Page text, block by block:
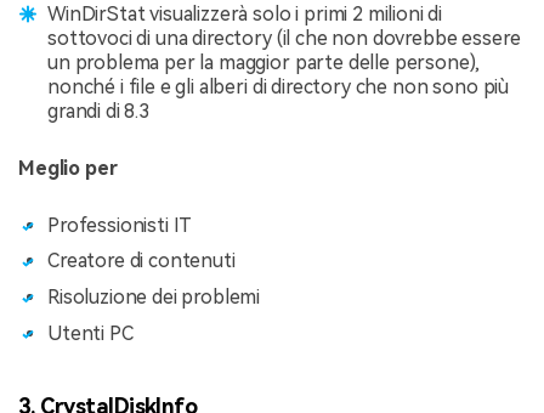
WinDirStat visualizzerà solo i primi 2 milioni di
sottovoci di una directory (il che non dovrebbe essere
un problema per la maggior parte delle persone),
nonché i file e gli alberi di directory che non sono più
grandi di 8.3
Meglio per
Professionisti IT
Creatore di contenuti
Risoluzione dei problemi
Utenti PC
3. CrystalDiskInfo